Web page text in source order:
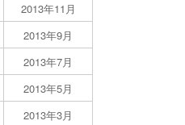
2013年11月
2013年9月
2013年7月
2013年5月
2013年3月